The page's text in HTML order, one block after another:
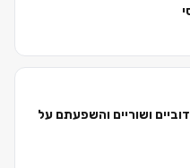
ושוריים והשפעתם על